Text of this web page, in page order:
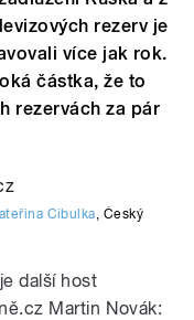
rezerv je
více jak rok.
částka, že to
rezervách za pár
Cibulka Český
další host
Martin Novák: